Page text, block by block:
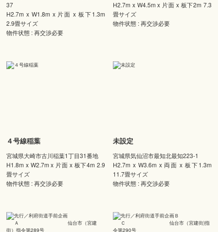
37
H2.7m x W1.8m x 片面 x 板下1.3m
2.9畳サイズ
物件状態 : 再交渉必要
H2.7m x W4.5m x 片面 x 板下2m 7.3
畳サイズ
物件状態 : 再交渉必要
４号線稲葉
宮城県大崎市古川稲葉1丁目31番地
H1.8m x W2.7m x 片面 x 板下4m 2.9
畳サイズ
物件状態 : 再交渉必要
未設定
宮城県気仙沼市最知北最知223-1
H2.7m x W3.6m x 両面 x 板下1.3m
11.7畳サイズ
物件状態 : 再交渉必要